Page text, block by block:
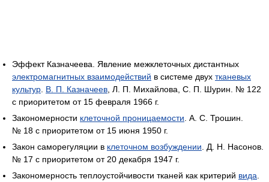
Эффект Казначеева. Явление межклеточных дистантных
электромагнитных взаимодействий в системе двух тканевых
культур В. П. Казначеев , Л. П. Михайлова, С. П. Шурин. № 122
с приоритетом от 15 февраля 1966 г.
Закономерности клеточной проницаемости . А. С. Трошин.
№ 18 с приоритетом от 15 июня 1950 г.
Закон саморегуляции в клеточном возбуждении . Д. Н. Насонов.
№ 17 с приоритетом от 20 декабря 1947 г.
Закономерность теплоустойчивости тканей как критерий вида